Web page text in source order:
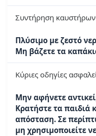
Συντήρηση καυστήρων
Πλύσιμο με ζεστό
Μη βάζετε τα
Κύριες οδηγίες
Μην αφήνετε
Κρατήστε τα παιδιά
απόσταση. Σε
μη χρησιμοποιείτε